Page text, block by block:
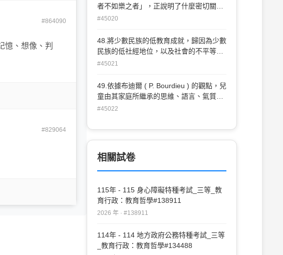
#864090
憶、想像、判
#829064
者不如樂之者」，正說明了什麼密切關
係？ (A) 情意與認知學習 (B) 技能與認知
學習
#45020
48.將少數民族的低教育成就，歸因為少數
民族的低社經地位，以及社會的不平等待
遇，這是屬於哪一種理論的解釋？ (A) 文
模式理論 (D) 以上皆非
#45021
49.依據布迪爾 ( P. Bourdieu ) 的觀點，兒
童由其家庭所繼承的思維、語言、氣質與
生活型態，稱為什麼？ (A) 人力資本 (B)
#45022
相關試卷
115年 - 115 身心障礙特種考試_三等_教
育行政：教育哲學#138911
2026 年 · #138911
114年 - 114 地方政府公務特種考試_三等
_教育行政：教育哲學#134488